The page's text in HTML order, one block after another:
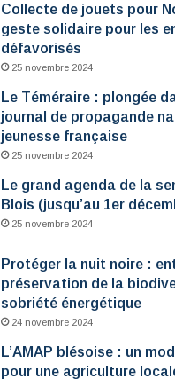
Collecte de jouets pour
geste solidaire pour les
défavorisés
25 novembre 2024
Le Téméraire : plongée
journal de propagande
jeunesse française
25 novembre 2024
Le grand agenda de la
Blois (jusqu’au 1er
25 novembre 2024
Protéger la nuit noire :
préservation de la
sobriété énergétique
24 novembre 2024
L’AMAP blésoise : un
pour une agriculture